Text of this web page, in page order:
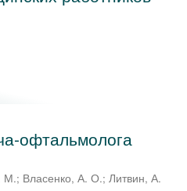
офтальмолога
М.; Власенко, А. О.; Литвин, А.